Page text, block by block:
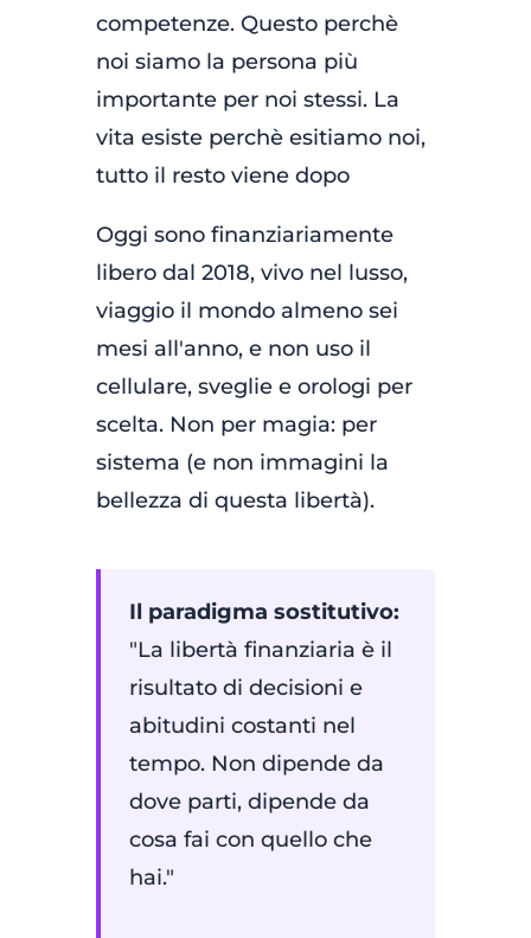
competenze. Questo perchè
noi siamo la persona più
importante per noi stessi. La
vita esiste perchè esitiamo noi,
tutto il resto viene dopo
Oggi sono finanziariamente
libero dal 2018, vivo nel lusso,
viaggio il mondo almeno sei
mesi all'anno, e non uso il
cellulare, sveglie e orologi per
scelta. Non per magia: per
sistema (e non immagini la
bellezza di questa libertà).
Il paradigma sostitutivo:
"La libertà finanziaria è il
risultato di decisioni e
abitudini costanti nel
tempo. Non dipende da
dove parti, dipende da
cosa fai con quello che
hai."